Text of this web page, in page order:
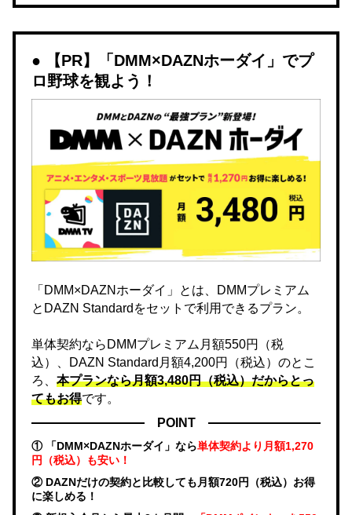
【PR】「DMM×DAZNホーダイ」でプ
ロ野球を観よう！
「DMM×DAZNホーダイ」とは、DMMプレミアム
とDAZN Standardをセットで利用できるプラン。
単体契約ならDMMプレミアム月額550円（税
込）、DAZN Standard月額4,200円（税込）のとこ
ろ、 本プランなら月額3,480円（税込）だからとっ
てもお得です。
POINT
① 「DMM×DAZNホーダイ」なら単体契約より月額1,270
円（税込）も安い！
② DAZNだけの契約と比較しても月額720円（税込）お得
に楽しめる！